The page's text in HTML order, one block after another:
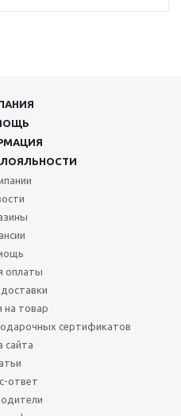
оплаты
на товар
сертификатов
сайта
ответ